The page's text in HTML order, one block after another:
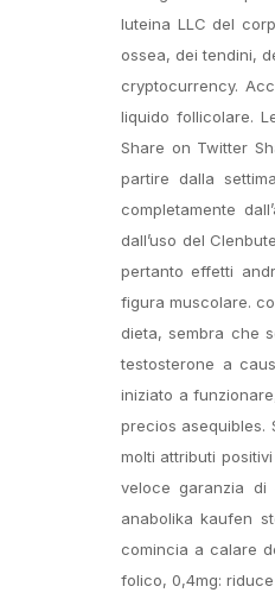
luteina LLC del
ossea, dei tendini,
cryptocurrency.
liquido follicolare.
Share on Twitter
partire dalla
completamente
dall’uso del
pertanto effetti
figura muscolare.
dieta, sembra che
testosterone a
iniziato a
precios asequibles.
molti attributi
veloce garanzia di
anabolika kaufen
comincia a calare
folico, 0,4mg: